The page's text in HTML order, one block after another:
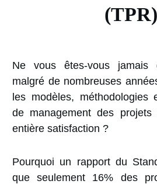
(TPR)
Ne vous êtes-vous jamais
malgré de nombreuses
les modèles, méthodologies
de management des
entière satisfaction ?
Pourquoi un rapport du
que seulement 16% des